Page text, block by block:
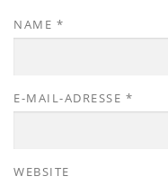
NAME *
E-MAIL-ADRESSE *
WEBSITE